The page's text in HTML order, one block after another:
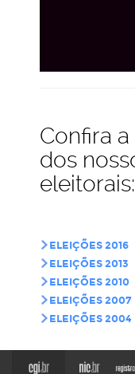
Confira
dos
eleitorais:
ELEIÇÕES 2016
ELEIÇÕES 2013
ELEIÇÕES 2010
ELEIÇÕES 2007
ELEIÇÕES 2004